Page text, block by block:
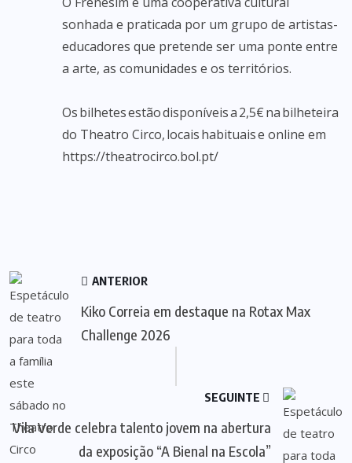
sonhada e praticada por um grupo de artistas-
educadores que pretende ser uma ponte entre
a arte, as comunidades e os territórios.
Os bilhetes estão disponíveis a 2,5€ na bilheteira
do Theatro Circo, locais habituais e online em
https://theatrocirco.bol.pt/
ANTERIOR
Kiko Correia em destaque na Rotax Max
Challenge 2026
SEGUINTE
Vila Verde celebra talento jovem na abertura
da exposição “A Bienal na Escola”